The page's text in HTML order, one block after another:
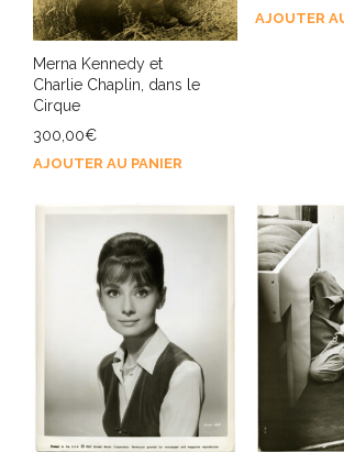
Merna Kennedy et
Charlie Chaplin, dans le
Cirque
300,00€
AJOUTER AU PANIER
AJOUTER